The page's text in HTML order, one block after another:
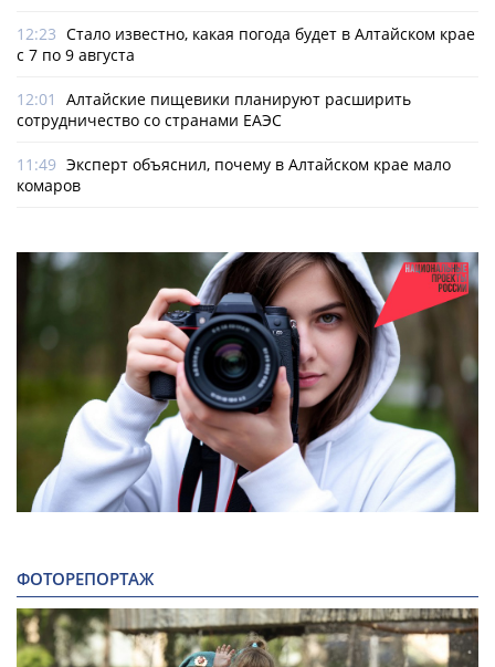
12:23 Стало известно, какая погода будет в Алтайском крае
с 7 по 9 августа
12:01
Алтайские пищевики планируют расширить
сотрудничество со странами ЕАЭС
11:49 Эксперт объяснил, почему в Алтайском крае мало
комаров
ФОТОРЕПОРТАЖ